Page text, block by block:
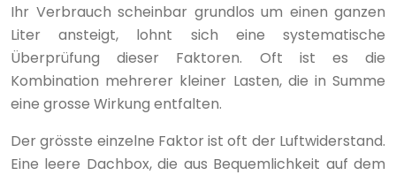
Ihr Verbrauch scheinbar grundlos um einen ganzen
Liter ansteigt, lohnt sich eine systematische
Überprüfung dieser Faktoren. Oft ist es die
Kombination mehrerer kleiner Lasten, die in Summe
eine grosse Wirkung entfalten.
Der grösste einzelne Faktor ist oft der Luftwiderstand.
Eine leere Dachbox, die aus Bequemlichkeit auf dem